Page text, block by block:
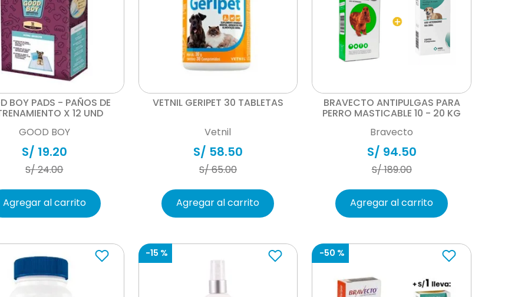
Vista rápida
BOY PADS - PAÑOS DE
X 12 UND
GOOD BOY
S/ 19.20
S/24.00
Agregar al carrito
VETNIL GERIPET 30 TABLETAS
Vetnil
S/ 58.50
S/65.00
Agregar al carrito
BRAVECTO ANTIPULGAS PARA
PERRO MASTICABLE 10 - 20 KG
Bravecto
S/ 94.50
S/189.00
Agregar al carrito
-15 % -50 %